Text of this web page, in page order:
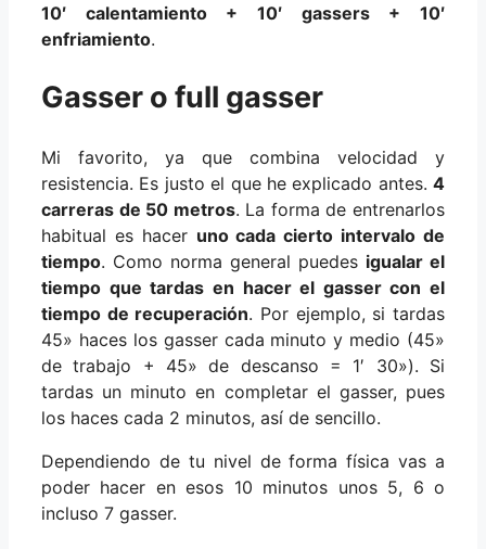
10′ calentamiento + 10′ gassers + 10′
enfriamiento.
Gasser o full gasser
Mi favorito, ya que combina velocidad y
resistencia. Es justo el que he explicado antes. 4
carreras de 50 metros. La forma de entrenarlos
habitual es hacer uno cada cierto intervalo de
tiempo. Como norma general puedes igualar el
tiempo que tardas en hacer el gasser con el
tiempo de recuperación. Por ejemplo, si tardas
45» haces los gasser cada minuto y medio (45»
de trabajo + 45» de descanso = 1′ 30»). Si
tardas un minuto en completar el gasser, pues
los haces cada 2 minutos, así de sencillo.
Dependiendo de tu nivel de forma física vas a
poder hacer en esos 10 minutos unos 5, 6 o
incluso 7 gasser.